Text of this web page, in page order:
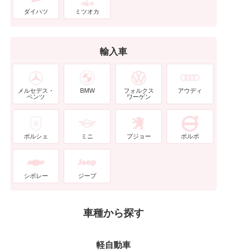
ダイハツ ミツオカ
輸入車
メルセデス・
ベンツ
BMW
フォルクス
ワーゲン
アウディ
ポルシェ ミニ プジョー ボルボ
シボレー ジープ
車種から探す
軽自動車